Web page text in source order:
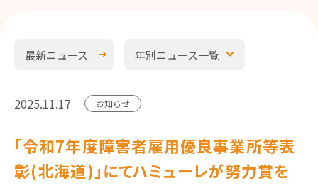
最新ニュース 年別ニュース一覧
2025.11.17 お知らせ
「令和7年度障害者雇用優良事業所等表
彰(北海道)」にてハミューレが努力賞を